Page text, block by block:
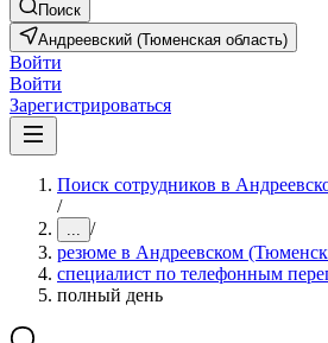
Поиск
Андреевский (Тюменская область)
Войти
Войти
Зарегистрироваться
Поиск сотрудников в
/
... /
резюме в Андреевском
специалист по телефонным
полный день